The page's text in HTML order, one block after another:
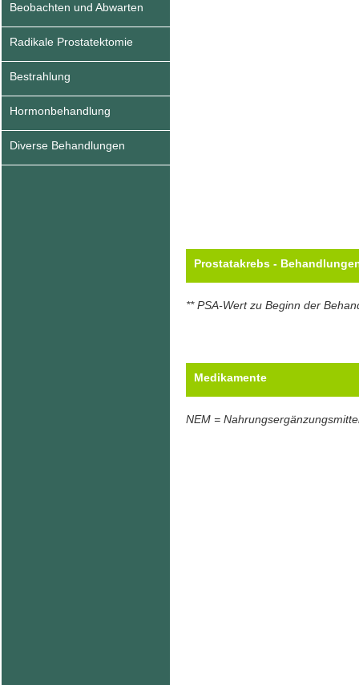
Beobachten und Abwarten
Radikale Prostatektomie
Bestrahlung
Hormonbehandlung
Diverse Behandlungen
Prostatakrebs -
** PSA-Wert zu Beginn der
Medikamente
NEM =